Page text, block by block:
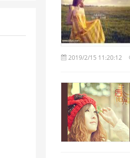
2019/2/15 11:20:12